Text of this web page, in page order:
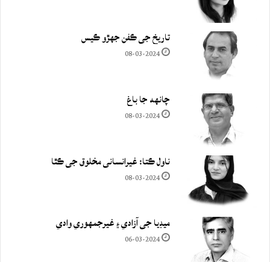
تاريخ جي ڪفن جھڙو ڪيس
08-03-2024
چانهه جا باغ
08-03-2024
ناول ڪتا: غيرانساني مخلوق جي ڪٿا
08-03-2024
ميڊيا جي آزادي ۽ غيرجمھوري وادي
06-03-2024